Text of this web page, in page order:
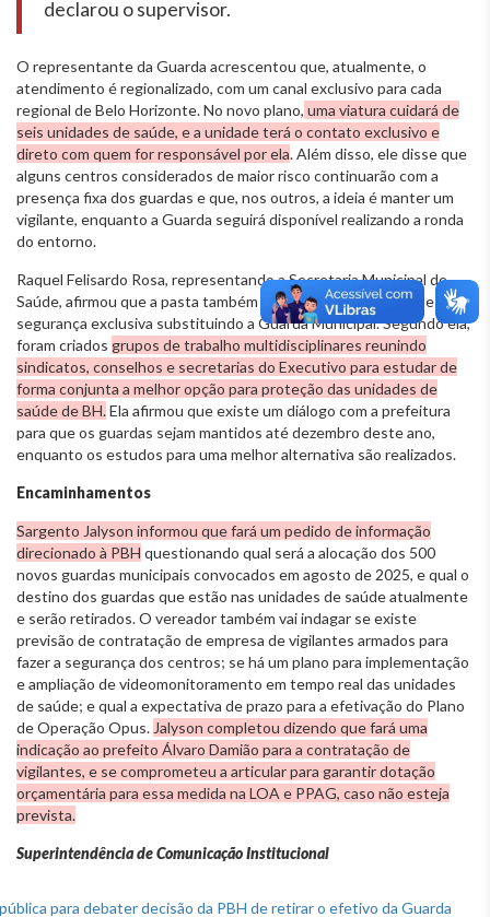
declarou o supervisor.
O representante da Guarda acrescentou que, atualmente, o
atendimento é regionalizado, com um canal exclusivo para cada
regional de Belo Horizonte. No novo plano, uma viatura cuidará de
seis unidades de saúde, e a unidade terá o contato exclusivo e
direto com quem for responsável por ela. Além disso, ele disse que
alguns centros considerados de maior risco continuarão com a
presença fixa dos guardas e que, nos outros, a ideia é manter um
vigilante, enquanto a Guarda seguirá disponível realizando a ronda
do entorno.
Raquel Felisardo Rosa, representando a Secretaria Municipal de
Saúde, afirmou que a pasta também defende alguma forma de
segurança exclusiva substituindo a Guarda Municipal. Segundo ela,
foram criados grupos de trabalho multidisciplinares reunindo
sindicatos, conselhos e secretarias do Executivo para estudar de
forma conjunta a melhor opção para proteção das unidades de
saúde de BH.Ela afirmou que existe um diálogo com a prefeitura
para que os guardas sejam mantidos até dezembro deste ano,
enquanto os estudos para uma melhor alternativa são realizados.
Encaminhamentos
Sargento Jalyson informou que fará um pedido de informação
direcionado à PBH questionando qual será a alocação dos 500
novos guardas municipais convocados em agosto de 2025, e qual o
destino dos guardas que estão nas unidades de saúde atualmente
e serão retirados. O vereador também vai indagar se existe
previsão de contratação de empresa de vigilantes armados para
fazer a segurança dos centros; se há um plano para implementação
e ampliação de videomonitoramento em tempo real das unidades
de saúde; e qual a expectativa de prazo para a efetivação do Plano
de Operação Opus. Jalyson completou dizendo que fará uma
indicação ao prefeito Álvaro Damião para a contratação de
vigilantes, e se comprometeu a articular para garantir dotação
orçamentária para essa medida na LOA e PPAG, caso não esteja
prevista.
Superintendência de Comunicação Institucional